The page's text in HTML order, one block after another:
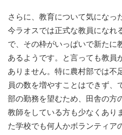
さらに、教育について気になっ
今ラオスでは正式な教員になれ
で、その枠がいっぱいで新たに
あるようです。と言っても教員
ありません。特に農村部では不
員の数を増やすことはできず、
部の勤務を望むため、田舎の方
教師をしている方も少なくあり
た学校でも何人かボランティア